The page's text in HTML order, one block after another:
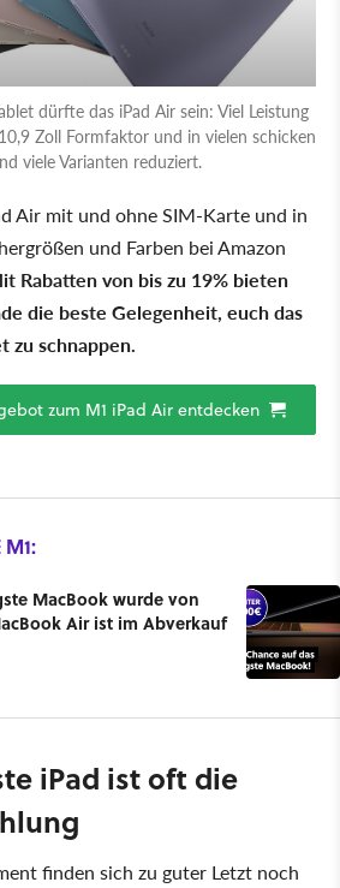
dürfte das iPad Air sein: Viel Leistung
Zoll Formfaktor und in vielen schicken
viele Varianten reduziert.
Air mit und ohne SIM-Karte und in
und Farben bei Amazon
Rabatten von bis zu 19% bieten
die beste Gelegenheit, euch das
zu schnappen.
zum M1 iPad Air entdecken
M1:
MacBook wurde von
Air ist im Abverkauf
iPad ist oft die
finden sich zu guter Letzt noch